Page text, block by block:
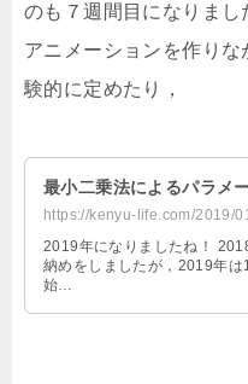
のも７週間目になりまし
アニメーションを作り
験的に定めたり，
最小二乗法によるパラメ
https://kenyu-life.com/2019/
2019年になりましたね！
納めをしましたが，2019年は
始…